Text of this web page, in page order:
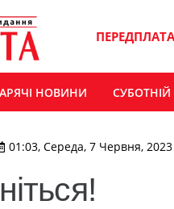
ПЕРЕДПЛАТА
НОВИНИ
01:03, Середа, 7 Червня, 2023